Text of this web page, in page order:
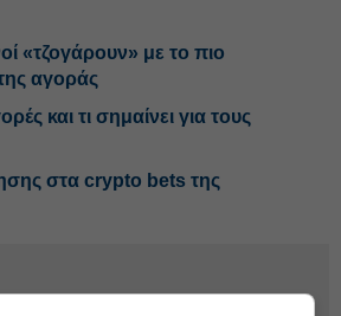
«τζογάρουν» με το πιο
αγοράς
και τι σημαίνει για τους
στα crypto bets της